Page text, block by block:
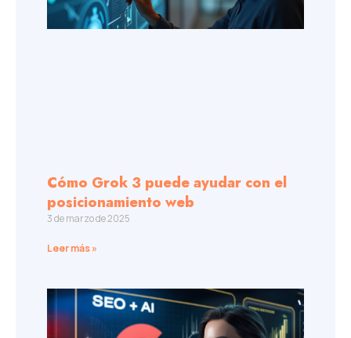
Cómo Grok 3 puede ayudar con el
posicionamiento web
3 de marzo de 2025
Leer más »